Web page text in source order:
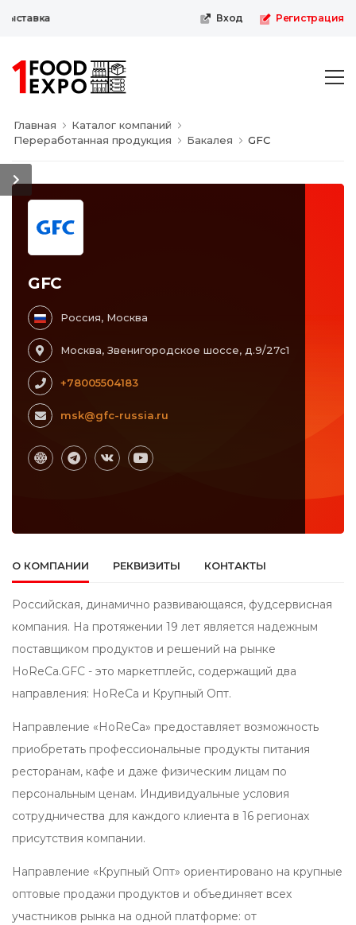
Вход Регистрация
Главная
Каталог компаний
Переработанная продукция
Бакалея GFC
GFC
Россия, Москва
Москва, Звенигородское шоссе, д.9/27с1
+78005504183
msk@gfc-russia.ru
О КОМПАНИИ РЕКВИЗИТЫ КОНТАКТЫ
Российская, динамично развивающаяся, фудсервисная
компания. На протяжении 19 лет является надежным
поставщиком продуктов и решений на рынке
HoReCa.GFC - это маркетплейс, содержащий два
направления: HoReCa и Крупный Опт.
Направление «HoReCa» предоставляет возможность
приобретать профессиональные продукты питания
ресторанам, кафе и даже физическим лицам по
персональным ценам. Индивидуальные условия
сотрудничества для каждого клиента в 16 регионах
присутствия компании.
Направление «Крупный Опт» ориентировано на крупные
оптовые продажи продуктов и объединяет всех
участников рынка на одной платформе: от